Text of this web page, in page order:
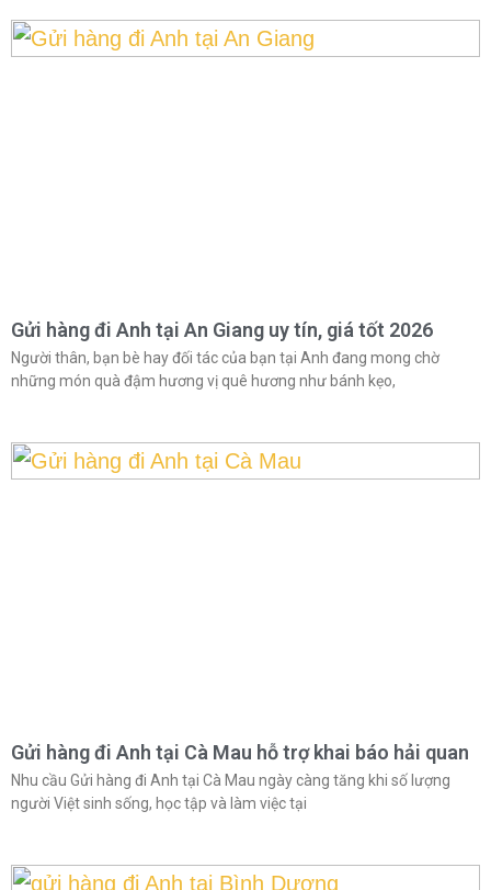
Gửi hàng đi Anh tại An Giang uy tín, giá tốt 2026
Người thân, bạn bè hay đối tác của bạn tại Anh đang mong chờ
những món quà đậm hương vị quê hương như bánh kẹo,
Gửi hàng đi Anh tại Cà Mau hỗ trợ khai báo hải quan
Nhu cầu Gửi hàng đi Anh tại Cà Mau ngày càng tăng khi số lượng
người Việt sinh sống, học tập và làm việc tại